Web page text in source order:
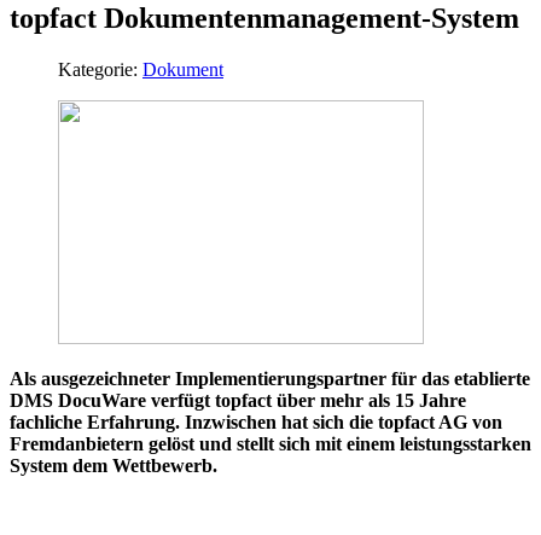
topfact Dokumentenmanagement-System
Kategorie: Dokument
Als ausgezeichneter Implementierungspartner für das etablierte
DMS DocuWare verfügt topfact über mehr als 15 Jahre
fachliche Erfahrung. Inzwischen hat sich die topfact AG von
Fremdanbietern gelöst und stellt sich mit einem leistungsstarken
System dem Wettbewerb.